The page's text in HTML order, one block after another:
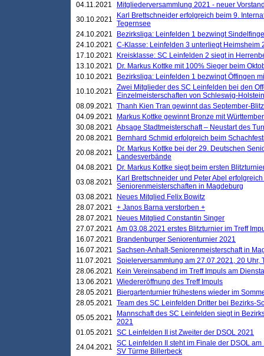
04.11.2021
Mitgliederversammlung 2021 - neuer
30.10.2021
Karl Brettschneider erfolgreich beim 9.
Tegernsee
24.10.2021
Bezirksliga: Leinfelden 1 bezwingt
24.10.2021 C-Klasse: Leinfelden 3 unterliegt Heimsheim
17.10.2021
Kreisklasse: SC Leinfelden 2 siegt in
13.10.2021
Dr. Markus Kottke mit 100% Sieger beim
10.10.2021
Bezirksliga: Leinfelden 1 bezwingt Öffingen
10.10.2021 Zwei Mitglieder des SC Leinfelden bei den
Einzelmeisterschaften von Schleswig-
08.09.2021 Thanh Kien Tran gewinnt das September-
04.09.2021
Markus Kottke gewinnt Bronze mit
30.08.2021 Absage Stadtmeisterschaft – Neustart des
20.08.2021
Bernhard Schmid erfolgreich beim
20.08.2021
Dr. Markus Kottke bei der 29. Deutschen
Landesverbände
04.08.2021
Dr. Markus Kottke siegt beim ersten
03.08.2021
Karl Brettschneider und Peter Abel
Seniorenmeisterschaften in Magdeburg
03.08.2021
Neues Mitglied Felix Bowitz
28.07.2021 + Janos Barna verstorben +
28.07.2021
Neues Mitglied Constantin Singer
27.07.2021 Am 03.08.2021 erstes Blitzturnier im Treff
16.07.2021
Brandenburger Seniorenturnier 2021
16.07.2021 Sachsen-Anhalt-Seniorenmeisterschaft in
11.07.2021
Spielerversammlung am 27.07.2021, 20 Uhr,
28.06.2021
Kein Vereinsabend im Treff Impuls am
13.06.2021 Wiedereröffnung des Treff Impuls
28.05.2021
Biergartenturnier frühestens wieder im
28.05.2021 Team des SC Leinfelden Dritter bei Bezirks-
05.05.2021
Mannschaft des SC Leinfelden siegt in
2021
01.05.2021 SC Leinfelden II ist Zweiter der DSOL 2021
24.04.2021 SC Leinfelden II steht im Finale der DSOL
SV Türme Billerbeck